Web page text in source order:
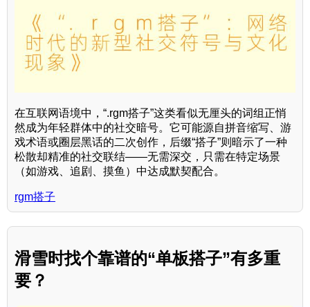
在互联网语境中，“.rgm搭子”这类看似无厘头的词组正悄
然成为年轻群体中的社交暗号。它可能源自拼音缩写、游
戏术语或圈层黑话的二次创作，后缀“搭子”则暗示了一种
松散却精准的社交联结——无需深交，只需在特定场景
（如游戏、追剧、摸鱼）中达成默契配合。
rgm搭子
滑雪时找个靠谱的“单板搭子”有多重
要？